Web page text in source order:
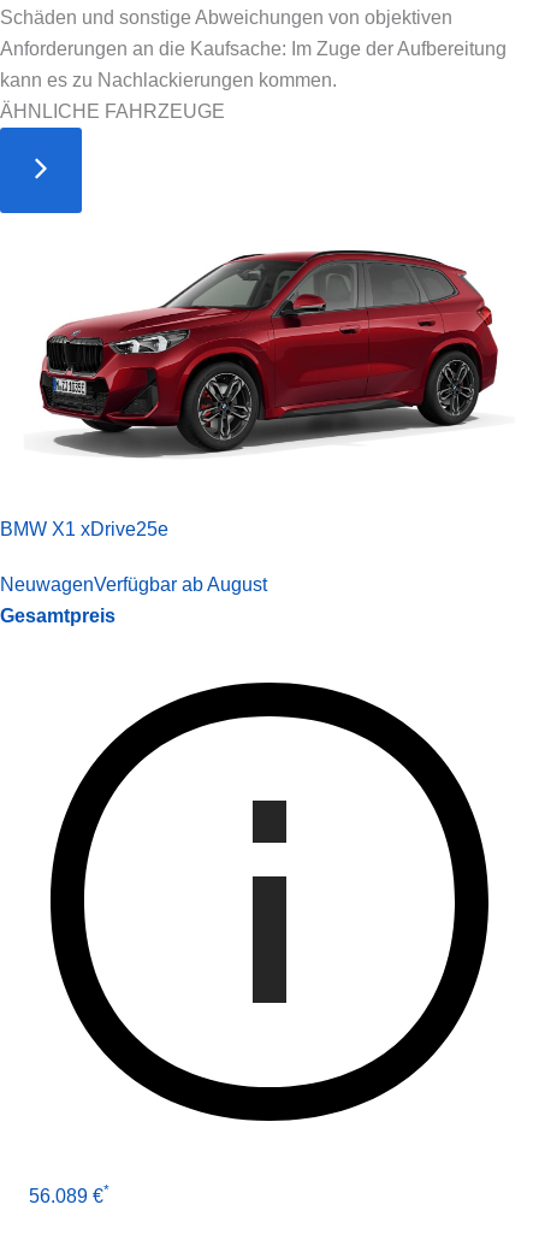
Schäden und sonstige Abweichungen von objektiven
Anforderungen an die Kaufsache: Im Zuge der Aufbereitung
kann es zu Nachlackierungen kommen.
ÄHNLICHE FAHRZEUGE
BMW X1 xDrive25e
NeuwagenVerfügbar ab August
Gesamtpreis
56.089 €*